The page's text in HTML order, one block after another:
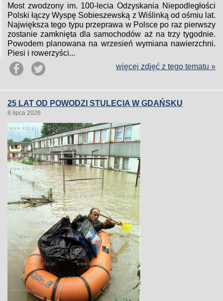
Most zwodzony im. 100-lecia Odzyskania Niepodległości
Polski łączy Wyspę Sobieszewską z Wiślinką od ośmiu lat.
Największa tego typu przeprawa w Polsce po raz pierwszy
zostanie zamknięta dla samochodów aż na trzy tygodnie.
Powodem planowana na wrzesień wymiana nawierzchni.
Piesi i rowerzyści...
więcej zdjęć z tego tematu »
25 LAT OD POWODZI STULECIA W GDAŃSKU
8 lipca 2026